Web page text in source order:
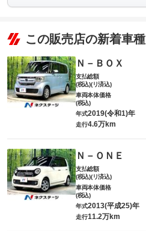
この販売店の新着車種
Ｎ－ＢＯＸ
支払総額
(税込)(リ済込)
車両本体価格
(税込)
年式2019(令和1)年
走行4.6万km
Ｎ－ＯＮＥ
支払総額
(税込)(リ済込)
車両本体価格
(税込)
年式2013(平成25)年
走行11.2万km